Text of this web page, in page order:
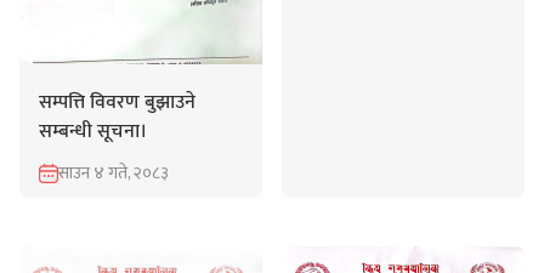
सम्पत्ति विवरण बुझाउने
सम्बन्धी सूचना।
साउन ४ गते, २०८३